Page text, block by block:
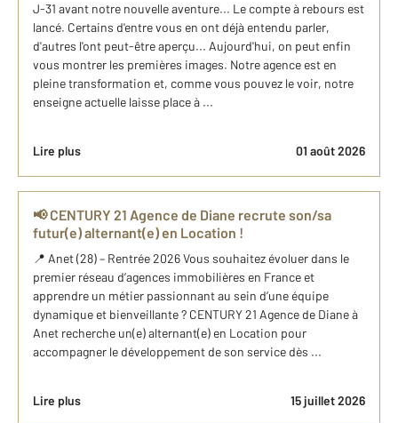
J-31 avant notre nouvelle aventure... Le compte à rebours est
lancé. Certains d'entre vous en ont déjà entendu parler,
d'autres l'ont peut-être aperçu... Aujourd'hui, on peut enfin
vous montrer les premières images. Notre agence est en
pleine transformation et, comme vous pouvez le voir, notre
enseigne actuelle laisse place à ...
Lire plus 01 août 2026
📢 CENTURY 21 Agence de Diane recrute son/sa
futur(e) alternant(e) en Location !
📍 Anet (28) – Rentrée 2026 Vous souhaitez évoluer dans le
premier réseau d’agences immobilières en France et
apprendre un métier passionnant au sein d’une équipe
dynamique et bienveillante ? CENTURY 21 Agence de Diane à
Anet recherche un(e) alternant(e) en Location pour
accompagner le développement de son service dès ...
Lire plus 15 juillet 2026